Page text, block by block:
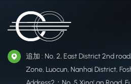
追加 : No. 2, East District 2nd
Zone, Luocun, Nanhai District,